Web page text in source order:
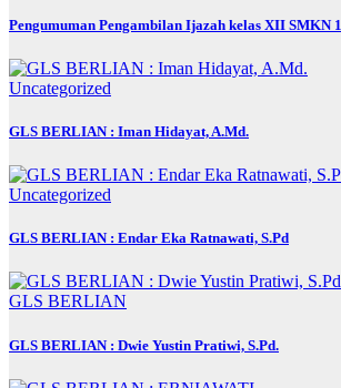
Pengumuman Pengambilan Ijazah kelas XII SMKN
Uncategorized
GLS BERLIAN : Iman Hidayat, A.Md.
Uncategorized
GLS BERLIAN : Endar Eka Ratnawati, S.Pd
GLS BERLIAN
GLS BERLIAN : Dwie Yustin Pratiwi, S.Pd.